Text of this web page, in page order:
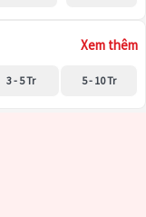
Xem thêm
3 - 5 Tr 5 - 10 Tr